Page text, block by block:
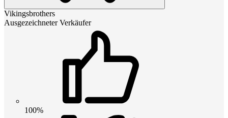
Vikingsbrothers
Ausgezeichneter Verkäufer
100%